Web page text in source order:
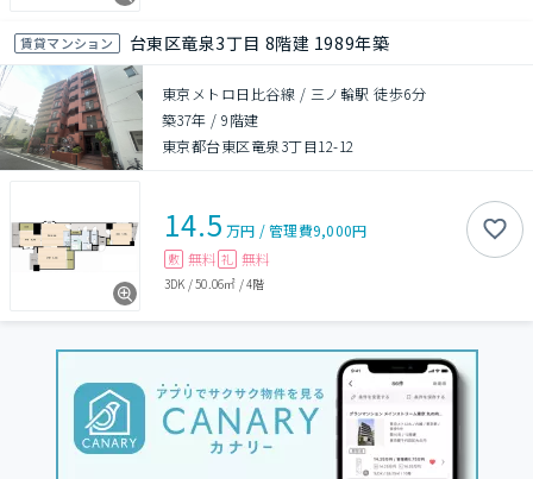
賃貸マンション 台東区竜泉3丁目 8階建 1989年築
東京メトロ日比谷線 / 三ノ輪駅 徒歩6分
築37年 /9階建
東京都台東区竜泉3丁目12-12
14.5 万円 /管理費9,000円
敷 無料 礼 無料
3DK /50.06㎡ /4階